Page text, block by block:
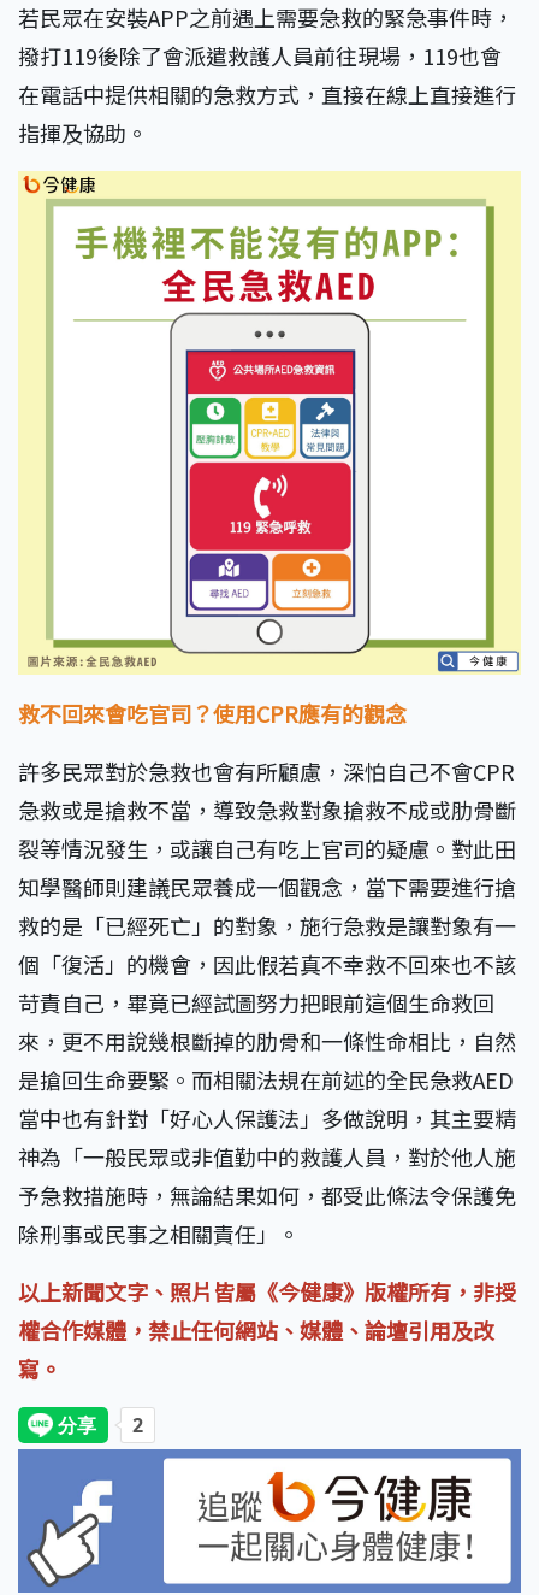
若民眾在安裝APP之前遇上需要急救的緊急事件時，
撥打119後除了會派遣救護人員前往現場，119也會
在電話中提供相關的急救方式，直接在線上直接進行
指揮及協助。
救不回來會吃官司？使用CPR應有的觀念
許多民眾對於急救也會有所顧慮，深怕自己不會CPR
急救或是搶救不當，導致急救對象搶救不成或肋骨斷
裂等情況發生，或讓自己有吃上官司的疑慮。對此田
知學醫師則建議民眾養成一個觀念，當下需要進行搶
救的是「已經死亡」的對象，施行急救是讓對象有一
個「復活」的機會，因此假若真不幸救不回來也不該
苛責自己，畢竟已經試圖努力把眼前這個生命救回
來，更不用說幾根斷掉的肋骨和一條性命相比，自然
是搶回生命要緊。而相關法規在前述的全民急救AED
當中也有針對「好心人保護法」多做說明，其主要精
神為「一般民眾或非值勤中的救護人員，對於他人施
予急救措施時，無論結果如何，都受此條法令保護免
除刑事或民事之相關責任」。
以上新聞文字、照片皆屬《今健康》版權所有，非授
權合作媒體，禁止任何網站、媒體、論壇引用及改
寫。